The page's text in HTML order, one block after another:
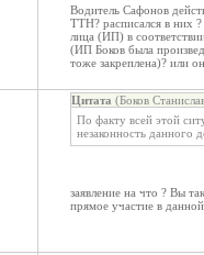
Водитель Сафонов
ТТН? расписался в них
лица (ИП) в
(ИП Боков была
тоже закреплена)? или
Цитата (Боков
По факту всей этой
незаконность данного
заявление на что ? Вы
прямое участие в данной